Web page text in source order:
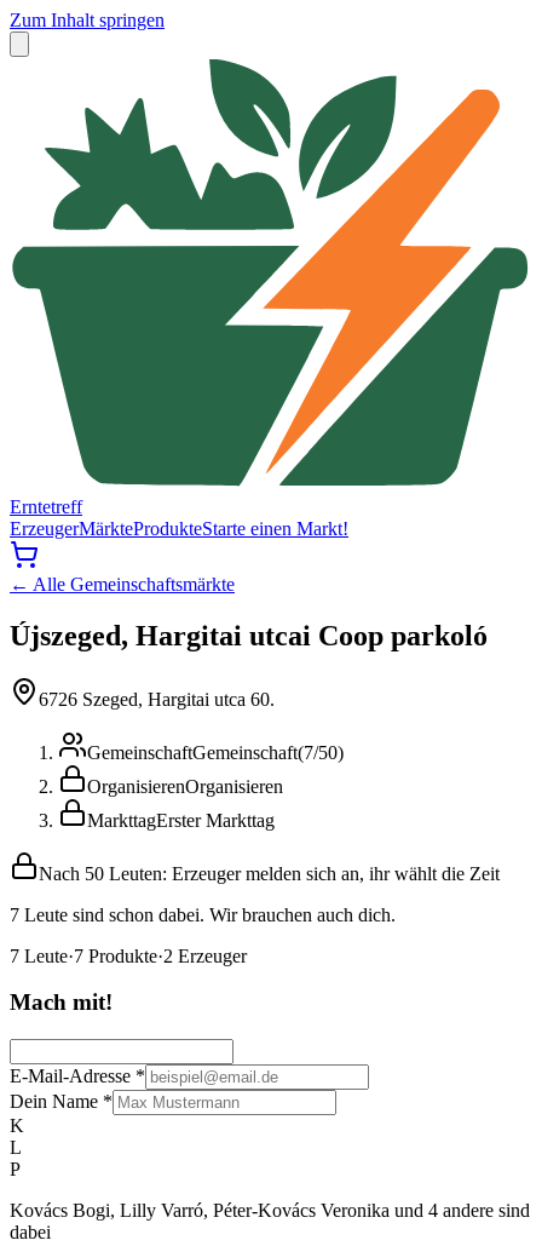
Zum Inhalt springen
Erntetreff
ErzeugerMärkteProdukteStarte einen Markt!
← Alle Gemeinschaftsmärkte
Újszeged, Hargitai utcai Coop parkoló
6726 Szeged, Hargitai utca 60.
GemeinschaftGemeinschaft(7/50)
OrganisierenOrganisieren
MarkttagErster Markttag
Nach 50 Leuten: Erzeuger melden sich an, ihr wählt die Zeit
7 Leute sind schon dabei. Wir brauchen auch dich.
7 Leute·7 Produkte·2 Erzeuger
Mach mit!
E-Mail-Adresse *
Dein Name *
K
L
P
Kovács Bogi, Lilly Varró, Péter-Kovács Veronika und 4 andere sind
dabei